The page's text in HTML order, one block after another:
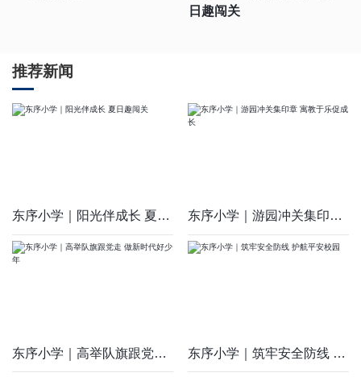
日趣闯关
推荐新闻
东序小学｜阳光伴成长 夏日趣闯关 东序小学｜游园冲关集印章 寓教于乐促成长
东序小学｜高举队旗跟党走 做新时代好少年 东序小学｜筑牢安全防线 护航平安校园